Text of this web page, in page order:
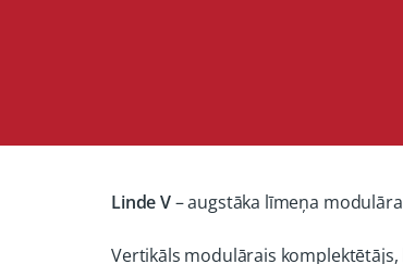
Linde V– augstāka līmeņa
Vertikāls modulārais